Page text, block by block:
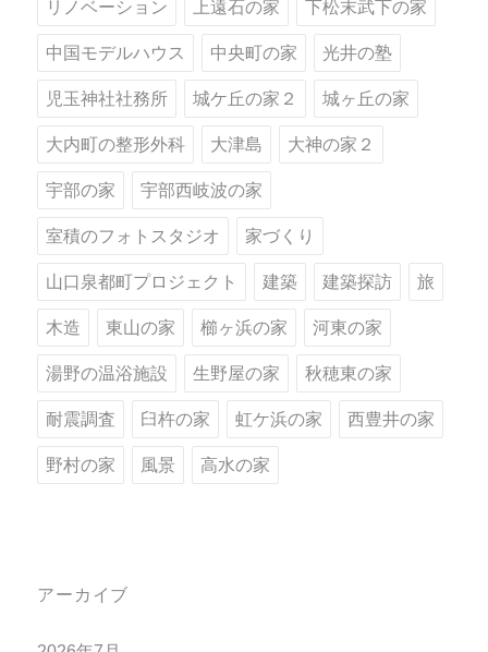
リノベーション 上遠石の家 下松末武下の家
中国モデルハウス 中央町の家 光井の塾
児玉神社社務所 城ケ丘の家２ 城ヶ丘の家
大内町の整形外科 大津島 大神の家２
宇部の家 宇部西岐波の家
室積のフォトスタジオ 家づくり
山口泉都町プロジェクト 建築 建築探訪 旅
木造 東山の家 櫛ヶ浜の家 河東の家
湯野の温浴施設 生野屋の家 秋穂東の家
耐震調査 臼杵の家 虹ケ浜の家 西豊井の家
野村の家 風景 高水の家
アーカイブ